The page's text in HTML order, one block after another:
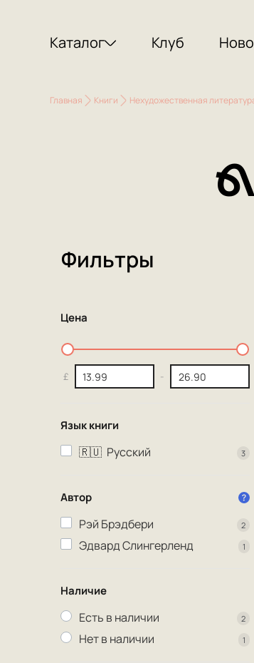
Каталог Клуб
Главная Книги Нехудожественная
Фильтры
Цена
£ -
Язык книги
🇷🇺 Русский 3
Автор
Рэй Брэдбери 2
Эдвард Слингерленд 1
Наличие
Есть в наличии 2
Нет в наличии 1